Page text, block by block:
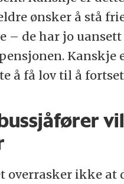
ønsker å stå
– de har jo uansett
Kanskje
å få lov til å
overrasker ikke at